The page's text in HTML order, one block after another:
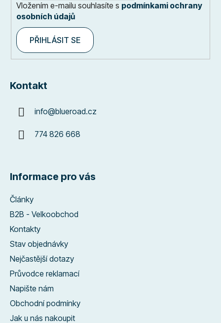
Vložením e-mailu souhlasíte s podmínkami ochrany
osobních údajů
PŘIHLÁSIT SE
Kontakt
info@blueroad.cz
774 826 668
Informace pro vás
Články
B2B - Velkoobchod
Kontakty
Stav objednávky
Nejčastější dotazy
Průvodce reklamací
Napište nám
Obchodní podmínky
Jak u nás nakoupit